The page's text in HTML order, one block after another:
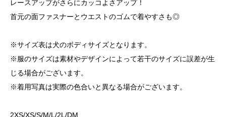
レースアップがさらにカッコよさアップ！
首元の面ファスナーとウエストのゴムで着やすさも◎
※サイズ表は犬のボディサイズとなります。
※服のサイズは素材やデザインによって若干のサイズに誤差が生
じる場合がございます。
※着用写真は実際の色合いと異なる場合がございます。
2XS/XS/S/M/L/2L/DM